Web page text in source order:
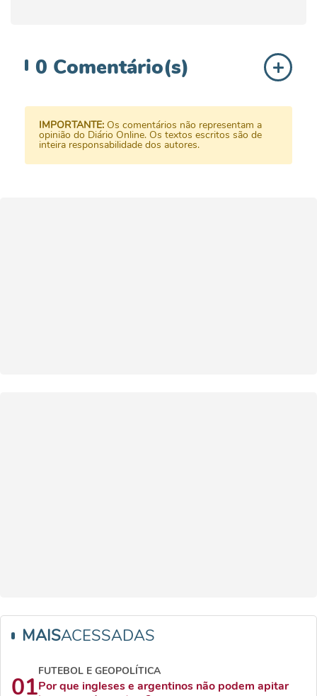
0 Comentário(s)
IMPORTANTE: Os comentários não representam a
opinião do Diário Online. Os textos escritos são de
inteira responsabilidade dos autores.
MAISACESSADAS
01
FUTEBOL E GEOPOLÍTICA
Por que ingleses e argentinos não podem apitar